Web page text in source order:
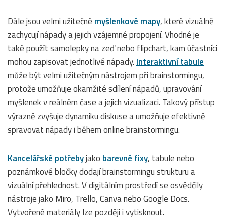
Dále jsou velmi užitečnémyšlenkové mapy, které vizuálně
zachycují nápady a jejich vzájemné propojení. Vhodné je
také použít samolepky na zeď nebo flipchart, kam účastníci
mohou zapisovat jednotlivé nápady.Interaktivní tabule
může být velmi užitečným nástrojem při brainstormingu,
protože umožňuje okamžité sdílení nápadů, upravování
myšlenek v reálném čase a jejich vizualizaci. Takový přístup
výrazně zvyšuje dynamiku diskuse a umožňuje efektivně
spravovat nápady i během online brainstormingu.
Kancelářské potřebyjakobarevné fixy, tabule nebo
poznámkové bločky dodají brainstormingu strukturu a
vizuální přehlednost. V digitálním prostředí se osvědčily
nástroje jako Miro, Trello, Canva nebo Google Docs.
Vytvořené materiály lze později i vytisknout.